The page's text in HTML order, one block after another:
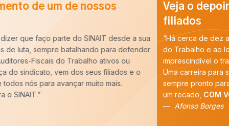
Veja o depoimento de um de nossos
“Há cerca de dez anos entrei para a carreira de Auditoria-Fiscal
do Trabalho e ao longo desse período constatei que é
imprescindível o trabalho do SINAIT para a nossa categoria.
Uma carreira para ser forte precisa de um Sindicato forte,
sempre pronto para batalhar pelos nossos interesses. E tenho
um recado,
COM VOCÊ FILIADO, SEREMOS MAIS!”